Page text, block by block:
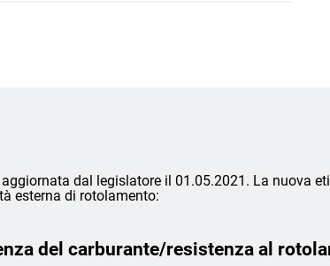
dal legislatore il 01.05.2021. La nuova
esterna di rotolamento:
del carburante/resistenza al